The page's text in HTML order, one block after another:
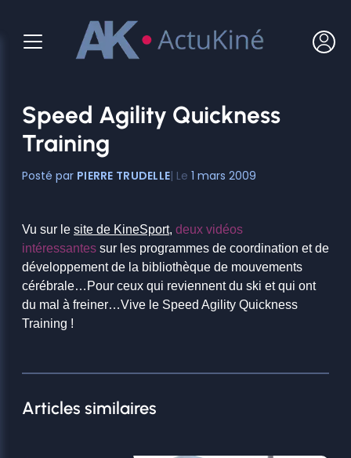
contenu
Speed Agility Quickness
Training
PIERRE TRUDELLE 1 mars 2009
Vu sur le site de KineSport, deux vidéos
intéressantes sur les programmes de coordination et de
développement de la bibliothèque de mouvements
cérébrale…Pour ceux qui reviennent du ski et qui ont
du mal à freiner…Vive le Speed Agility Quickness
Training !
Articles similaires